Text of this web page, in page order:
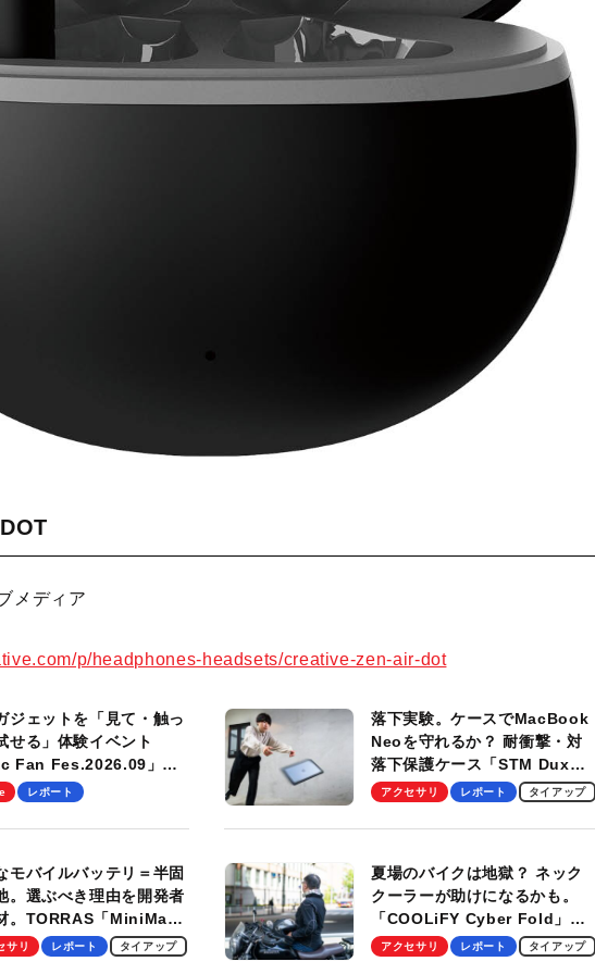
メディア
p/headphones-headsets/creative-zen-air-dot
ジェットを「見て・触っ
せる」体験イベント
Fan Fes.2026.09」
26日（土）に開催しま
レポート
落下実験。ケースでMacBook
Neoを守れるか？ 耐衝撃・対
落下保護ケース「STM Dux
Ultra」を検証。学生、ビジネ
適！
アクセサリ レポート タイアップ
モバイルバッテリ＝半固
。選ぶべき理由を開発者
。TORRAS「MiniMag
実機レビューも
サリ レポート タイアップ
夏場のバイクは地獄？ ネック
クーラーが助けになるかも。
「COOLiFY Cyber Fold」レ
ビュー。冷却の速さ、密着する
アクセサリ レポート タイアップ